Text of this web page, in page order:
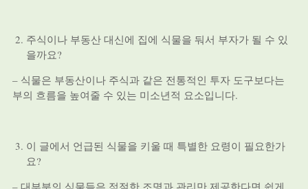
주식이나 부동산 대신에 집에 식물을 둬서 부자가 될 수 있
을까요?
– 식물은 부동산이나 주식과 같은 전통적인 투자 도구보다는
부의 흐름을 높여줄 수 있는 미소년적 요소입니다.
이 글에서 언급된 식물을 키울 때 특별한 요령이 필요한가
요?
– 대부분의 식물들은 적절한 조명과 관리만 제공한다면 쉽게